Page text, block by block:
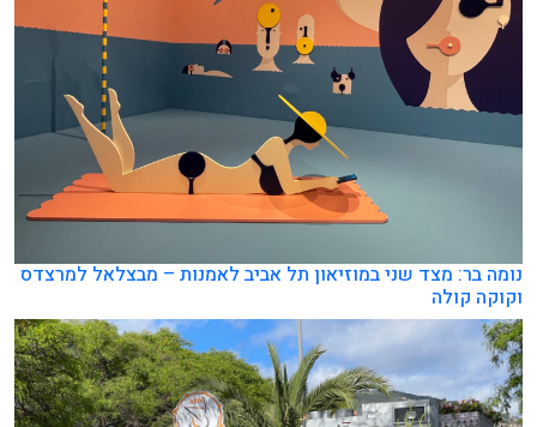
נומה בר: מצד שני במוזיאון תל אביב לאמנות – מבצלאל למרצדס
וקוקה קולה